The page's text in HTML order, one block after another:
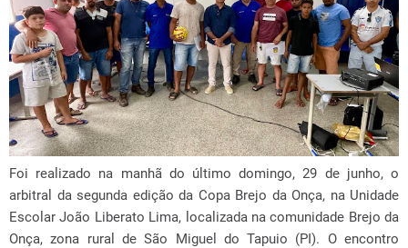
Foi realizado na manhã do último domingo, 29 de junho, o
arbitral da segunda edição da Copa Brejo da Onça, na Unidade
Escolar João Liberato Lima, localizada na comunidade Brejo da
Onça, zona rural de São Miguel do Tapuio (PI). O encontro